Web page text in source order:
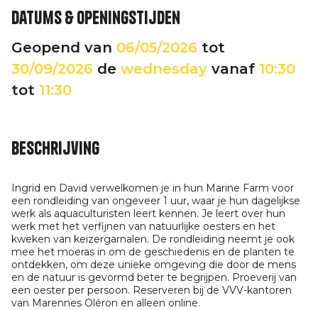
Datums & openingstijden
Geopend van 06/05/2026 tot
30/09/2026 de wednesday vanaf 10:30
tot 11:30
Beschrijving
Ingrid en David verwelkomen je in hun Marine Farm voor
een rondleiding van ongeveer 1 uur, waar je hun dagelijkse
werk als aquaculturisten leert kennen. Je leert over hun
werk met het verfijnen van natuurlijke oesters en het
kweken van keizergarnalen. De rondleiding neemt je ook
mee het moeras in om de geschiedenis en de planten te
ontdekken, om deze unieke omgeving die door de mens
en de natuur is gevormd beter te begrijpen. Proeverij van
een oester per persoon. Reserveren bij de VVV-kantoren
van Marennes Oléron en alleen online.